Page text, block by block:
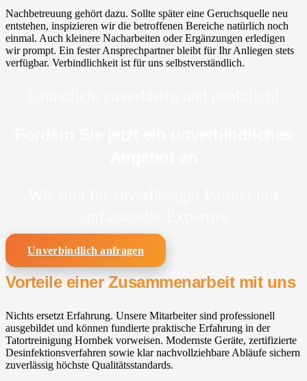
Nachbetreuung gehört dazu. Sollte später eine Geruchsquelle neu
entstehen, inspizieren wir die betroffenen Bereiche natürlich noch
einmal. Auch kleinere Nacharbeiten oder Ergänzungen erledigen
wir prompt. Ein fester Ansprechpartner bleibt für Ihr Anliegen stets
verfügbar. Verbindlichkeit ist für uns selbstverständlich.
Unverbindlich anfragen
Vorteile einer Zusammenarbeit mit uns
Nichts ersetzt Erfahrung. Unsere Mitarbeiter sind professionell
ausgebildet und können fundierte praktische Erfahrung in der
Tatortreinigung Hornbek vorweisen. Modernste Geräte, zertifizierte
Desinfektionsverfahren sowie klar nachvollziehbare Abläufe sichern
zuverlässig höchste Qualitätsstandards.